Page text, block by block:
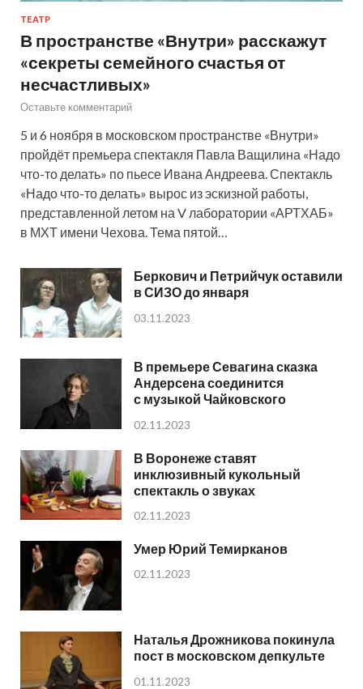
ТЕАТР
В пространстве «Внутри» расскажут
«секреты семейного счастья от
несчастливых»
Оставьте комментарий
5 и 6 ноября в московском пространстве «Внутри»
пройдёт премьера спектакля Павла Ващилина «Надо
что-то делать» по пьесе Ивана Андреева. Спектакль
«Надо что-то делать» вырос из эскизной работы,
представленной летом на V лаборатории «АРТХАБ»
в МХТ имени Чехова. Тема пятой…
Беркович и Петрийчук оставили
в СИЗО до января
03.11.2023
В премьере Севагина сказка
Андерсена соединится
с музыкой Чайковского
02.11.2023
В Воронеже ставят
инклюзивный кукольный
спектакль о звуках
02.11.2023
Умер Юрий Темирканов
02.11.2023
Наталья Дрожникова покинула
пост в московском депкульте
01.11.2023